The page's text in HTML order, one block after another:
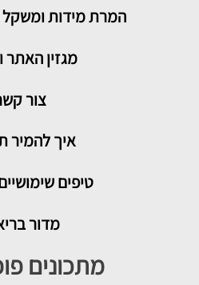
המרת מידות ומשקל
מגזין האתר
צור
איך להמיר
טיפים
מדור
מתכונים